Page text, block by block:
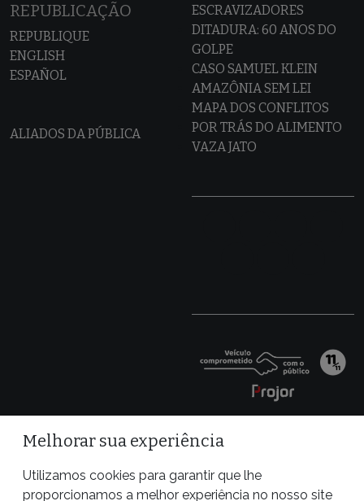
REPUBLICAÇÃO
REPUBLIQUE
ENGLISH
ESPAÑOL
ALIADOS DA PÚBLICA
ESCRAVIZADORES
DITADURA: 60 ANOS DO
GOLPE
CASO SAMUEL KLEIN
AMAZÔNIA SEM LEI
MAPA DOS CONFLITOS
POR TRÁS DO ALIMENTO
VAZA JATO
Melhorar sua experiência
Utilizamos cookies para garantir que lhe
proporcionamos a melhor experiência no nosso site